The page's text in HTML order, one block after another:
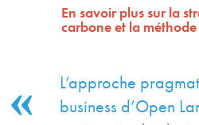
En savoir plus sur la
carbone et la méthode
L’approche
business d’Open